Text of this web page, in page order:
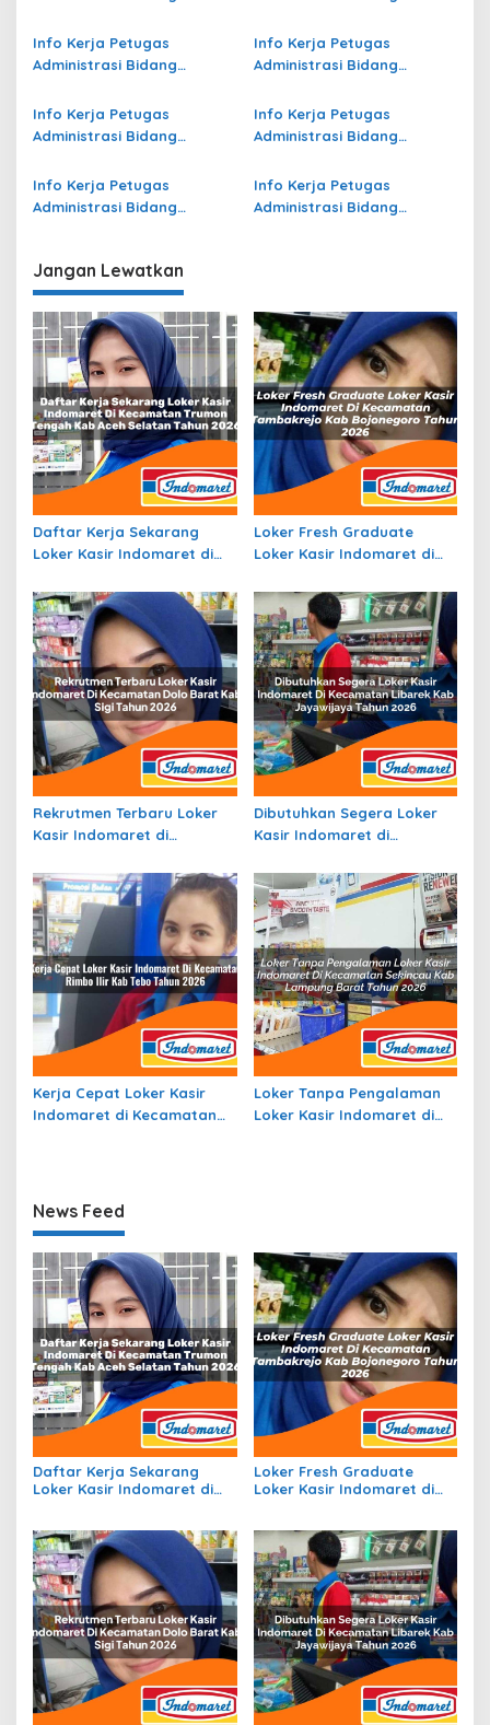
di Jayawijaya Terbaru
di Aceh Terbaru
Info Kerja Petugas
Administrasi Bidang
di Gianyar Terbaru
Info Kerja Petugas
Administrasi Bidang
Terbaru
Info Kerja Petugas
Administrasi Bidang
di Buru Terbaru
Info Kerja Petugas
Administrasi Bidang
Terbaru
Info Kerja Petugas
Administrasi Bidang
Info Kerja Petugas
Administrasi Bidang
Jangan Lewatkan
Daftar Kerja Sekarang
Loker Kasir Indomaret di
Tengah, Kab. Aceh Selatan
Tahun 2026
Loker Fresh Graduate
Loker Kasir Indomaret di
Kab. Bojonegoro Tahun
2026
Rekrutmen Terbaru Loker
Kasir Indomaret di
Kab. Sigi Tahun 2026
Dibutuhkan Segera Loker
Kasir Indomaret di
Jayawijaya Tahun 2026
Kerja Cepat Loker Kasir
Indomaret di Kecamatan
Loker Tanpa Pengalaman
Loker Kasir Indomaret di
News Feed
Daftar Kerja Sekarang
Loker Kasir Indomaret di
Tahun 2026
Loker Fresh Graduate
Loker Kasir Indomaret di
2026